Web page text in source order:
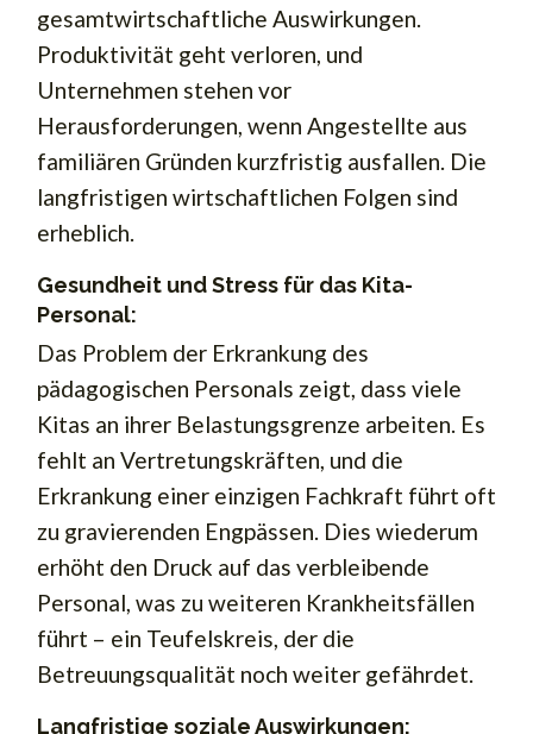
gesamtwirtschaftliche Auswirkungen.
Produktivität geht verloren, und
Unternehmen stehen vor
Herausforderungen, wenn Angestellte aus
familiären Gründen kurzfristig ausfallen. Die
langfristigen wirtschaftlichen Folgen sind
erheblich.
Gesundheit und Stress für das Kita-
Personal:
Das Problem der Erkrankung des
pädagogischen Personals zeigt, dass viele
Kitas an ihrer Belastungsgrenze arbeiten. Es
fehlt an Vertretungskräften, und die
Erkrankung einer einzigen Fachkraft führt oft
zu gravierenden Engpässen. Dies wiederum
erhöht den Druck auf das verbleibende
Personal, was zu weiteren Krankheitsfällen
führt – ein Teufelskreis, der die
Betreuungsqualität noch weiter gefährdet.
Langfristige soziale Auswirkungen: